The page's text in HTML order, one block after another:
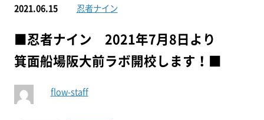
2021.06.15 忍者ナイン
■忍者ナイン 2021年7月8日より
箕面船場阪大前ラボ開校します！■
flow-staff